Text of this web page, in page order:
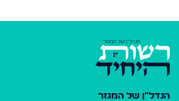
הנדל"ן של המגזר